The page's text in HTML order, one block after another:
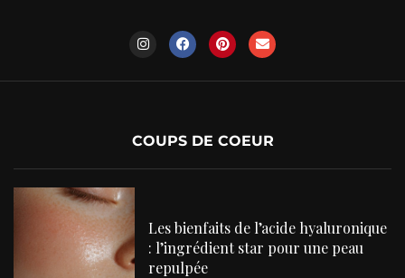
COUPS DE COEUR
Les bienfaits de l’acide hyaluronique
: l’ingrédient star pour une peau
repulpée